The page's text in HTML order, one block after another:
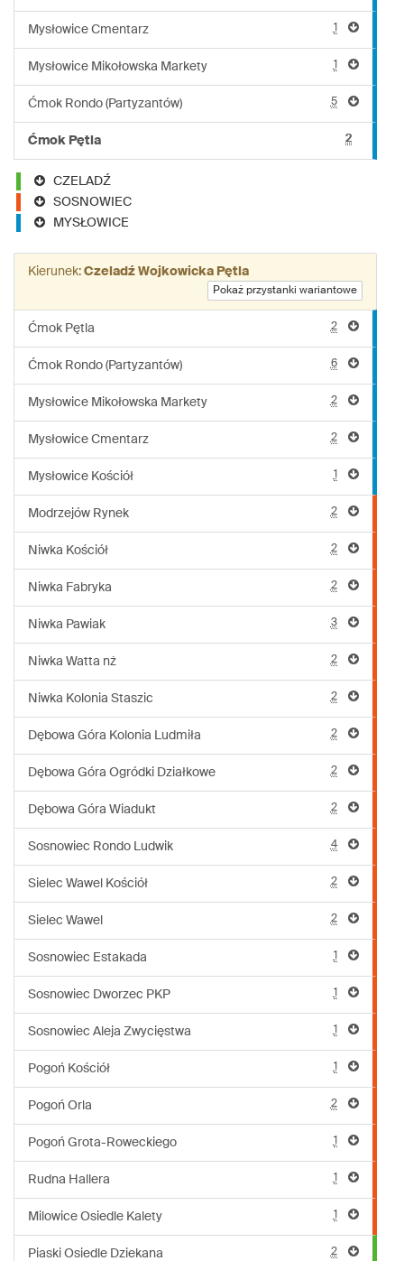
Mysłowice Cmentarz 1
Mysłowice Mikołowska Markety 1
Ćmok Rondo (Partyzantów) 5
Ćmok Pętla 2
CZELADŹ
SOSNOWIEC
MYSŁOWICE
Kierunek: Czeladź Wojkowicka Pętla
Pokaż przystanki wariantowe
Ćmok Pętla 2
Ćmok Rondo (Partyzantów) 6
Mysłowice Mikołowska Markety 2
Mysłowice Cmentarz 2
Mysłowice Kościół 1
Modrzejów Rynek 2
Niwka Kościół 2
Niwka Fabryka 2
Niwka Pawiak 3
Niwka Watta nż 2
Niwka Kolonia Staszic 2
Dębowa Góra Kolonia Ludmiła 2
Dębowa Góra Ogródki Działkowe 2
Dębowa Góra Wiadukt 2
Sosnowiec Rondo Ludwik 4
Sielec Wawel Kościół 2
Sielec Wawel 2
Sosnowiec Estakada 1
Sosnowiec Dworzec PKP 1
Sosnowiec Aleja Zwycięstwa 1
Pogoń Kościół 1
Pogoń Orla 2
Pogoń Grota-Roweckiego 1
Rudna Hallera 1
Milowice Osiedle Kalety 1
Piaski Osiedle Dziekana 2